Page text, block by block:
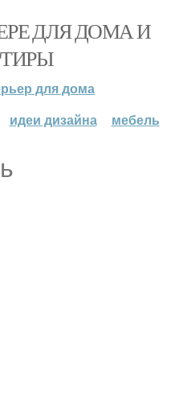
ДЛЯ ДОМА И
для дома
идеи дизайна мебель